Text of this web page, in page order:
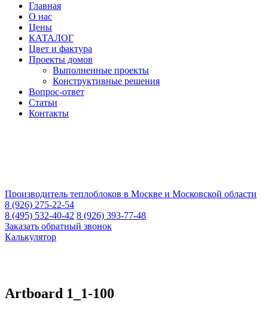
Главная
О нас
Цены
КАТАЛОГ
Цвет и фактура
Проекты домов
Выполненные проекты
Конструктивные решения
Вопрос-ответ
Статьи
Контакты
Производитель теплоблоков в Москве и Московской области
8 (926) 275-22-54
8 (495) 532-40-42 8 (926) 393-77-48
Заказать обратный звонок
Калькулятор
Artboard 1_1-100